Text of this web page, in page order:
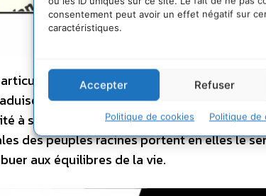
consentement peut avoir un effet négatif sur
caractéristiques.
Accepter Refuser
Politique de cookies Politique de
nous indiquent d’autres façons
en réalité une connaissance
à s’y inclure que nos sociétés ont perdu.
des peuples racines portent en elles le
aux équilibres de la vie.